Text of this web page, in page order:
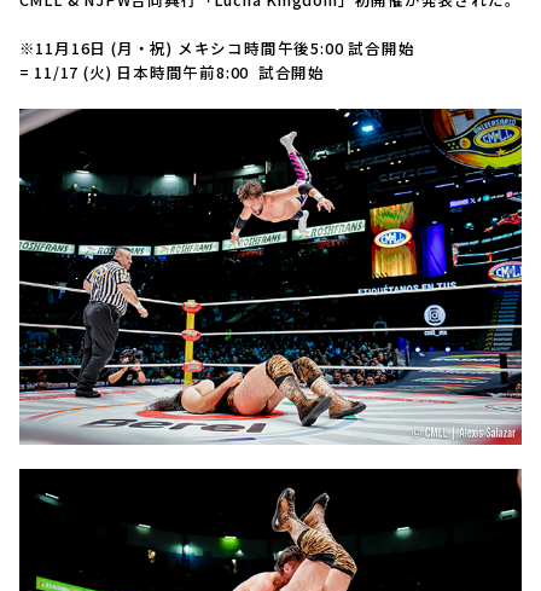
※11月16日 (月・祝) メキシコ時間午後5:00 試合開始
= 11/17 (火) 日本時間午前8:00 試合開始